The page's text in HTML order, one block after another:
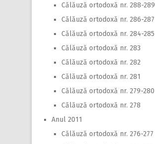
Călăuză ortodoxă nr. 288-289
Călăuză ortodoxă nr. 286-287
Călăuză ortodoxă nr. 284-285
Călăuză ortodoxă nr. 283
Călăuză ortodoxă nr. 282
Călăuză ortodoxă nr. 281
Călăuză ortodoxă nr. 279-280
Călăuză ortodoxă nr. 278
Anul 2011
Călăuză ortodoxă nr. 276-277